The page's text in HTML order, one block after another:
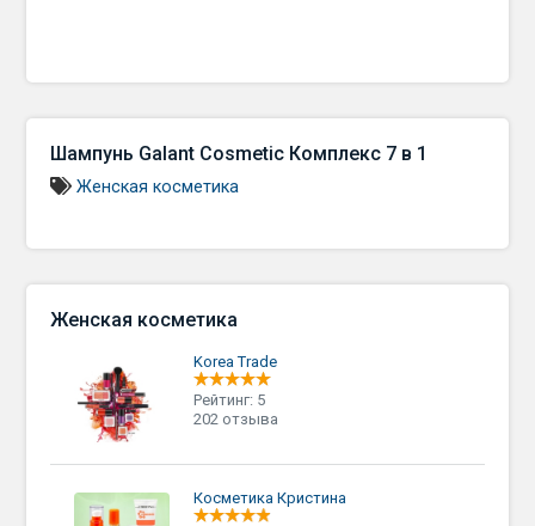
Шампунь Galant Cosmetic Комплекс 7 в 1
Женская косметика
Женская косметика
Korea Trade
Рейтинг: 5
202 отзыва
Косметика Кристина